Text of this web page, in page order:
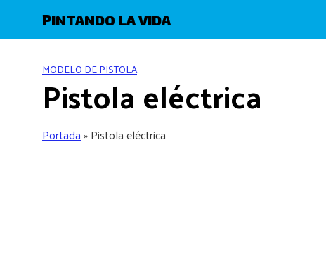
content
PINTANDO LA VIDA
MODELO DE PISTOLA
Pistola eléctrica
Portada»Pistola eléctrica